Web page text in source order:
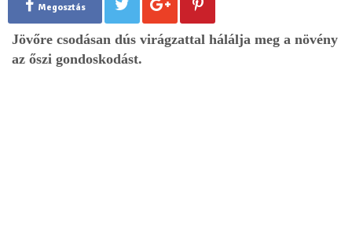
Megosztás
Jövőre csodásan dús virágzattal hálálja meg a növény
az őszi gondoskodást.